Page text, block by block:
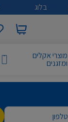
בלוג
מוצרי אקלים
ומזגנים